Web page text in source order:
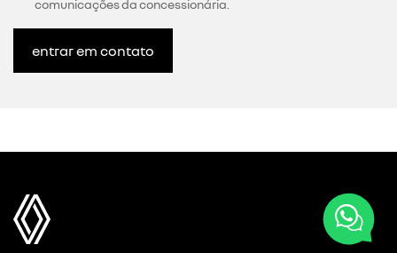
comunicações da concessionária.
entrar em contato